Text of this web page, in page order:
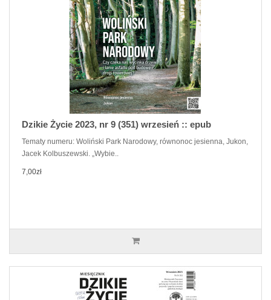
Dzikie Życie 2023, nr 9 (351) wrzesień :: epub
Tematy numeru: Woliński Park Narodowy, równonoc jesienna, Jukon,
Jacek Kolbuszewski. „Wybie..
7,00zł